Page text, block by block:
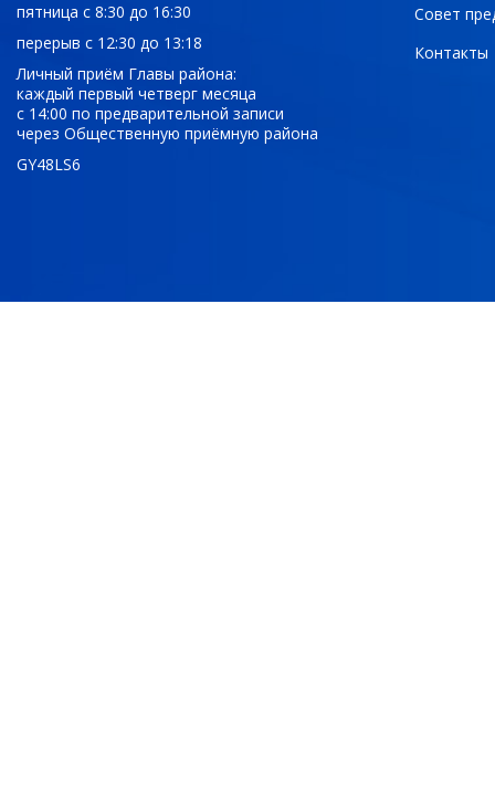
пятница с 8:30 до 16:30
перерыв с 12:30 до 13:18
Личный приём Главы района:
каждый первый четверг месяца
с 14:00 по предварительной записи
через Общественную приёмную района
GY48LS6
Совет
Контакты